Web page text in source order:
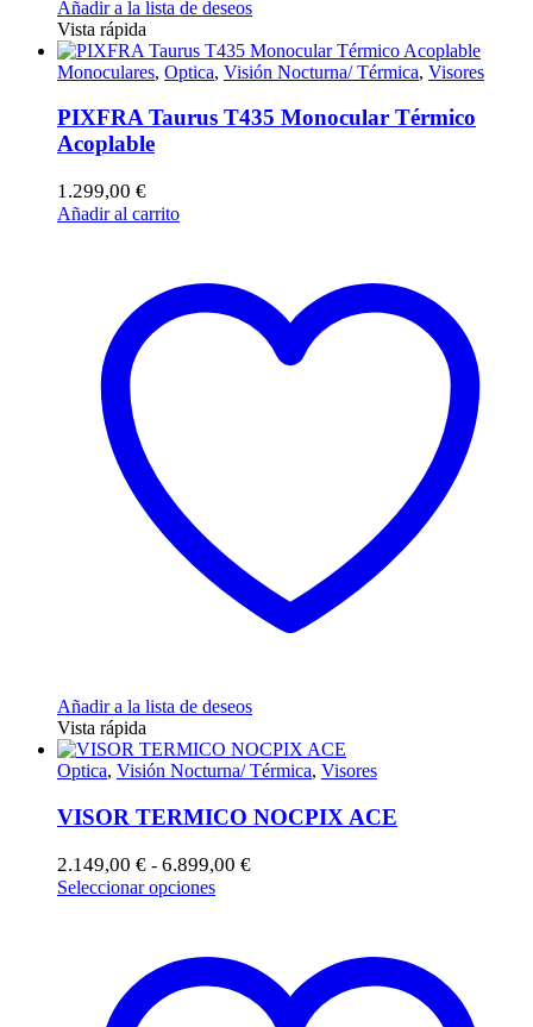
Añadir a la lista de deseos
Vista rápida
Monoculares, Optica, Visión Nocturna/ Térmica, Visores
PIXFRA Taurus T435 Monocular Térmico
Acoplable
1.299,00 €
Añadir al carrito
Añadir a la lista de deseos
Vista rápida
Optica, Visión Nocturna/ Térmica, Visores
VISOR TERMICO NOCPIX ACE
2.149,00 € - 6.899,00 €
hasta
6.899,00 €
Seleccionar opcionesEste
variantes.
Las
opciones